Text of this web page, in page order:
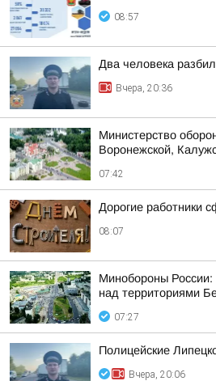
08:57
Два человека
Вчера, 20:36
Министерство
Воронежской,
07:42
Дорогие работники
08:07
Минобороны России:
над территориями
07:27
Полицейские
Вчера, 20:06